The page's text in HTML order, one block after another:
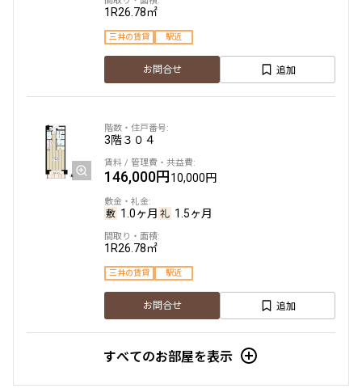
1R26.78㎡
三井の賃貸 駅近
お問合せ 追加
3階３０４
146,000円10,000円
1.0ヶ月 1.5ヶ月
1R26.78㎡
三井の賃貸 駅近
お問合せ 追加
すべてのお部屋を表示